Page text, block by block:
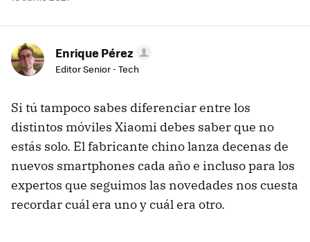
Enrique Pérez
Editor Senior - Tech
Si tú tampoco sabes diferenciar entre los
distintos móviles Xiaomi debes saber que no
estás solo. El fabricante chino lanza decenas de
nuevos smartphones cada año e incluso para los
expertos que seguimos las novedades nos cuesta
recordar cuál era uno y cuál era otro.